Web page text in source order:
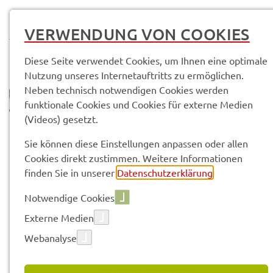
Abtei­lung 2 - Sozia­les und Gesund­heit
Amt für Sozia­les (SG 20)
Beson­de­re Aufga­ben / Wirt­schaft­li­che Einzel­hil­fen (20.1)
Vorle­sen
VERWENDUNG VON COOKIES
Diese Seite verwendet Cookies, um Ihnen eine optimale
Nutzung unseres Internetauftritts zu ermöglichen.
Neben technisch notwendigen Cookies werden
funktionale Cookies und Cookies für externe Medien
(Videos) gesetzt.
Sie können diese Einstellungen anpassen oder allen
Cookies direkt zustimmen. Weitere Informationen
finden Sie in unserer Datenschutzerklärung
Notwendige Cookies
Externe Medien
Webanalyse